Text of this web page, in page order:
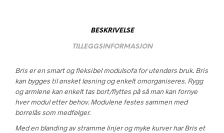
BESKRIVELSE
TILLEGGSINFORMASJON
Bris er en smart og fleksibel modulsofa for utendørs bruk. Bris
kan bygges til ønsket løsning og enkelt omorganiseres. Rygg
og armlene kan enkelt tas bort/flyttes på så man kan fornye
hver modul etter behov. Modulene festes sammen med
borrelås som medfølger.
Med en blanding av stramme linjer og myke kurver har Bris et